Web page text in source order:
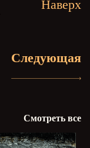
Наверх
Следующая
Смотреть все